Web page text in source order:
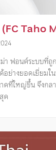
Taho
า ฟอนต์ระบบที่ถู
ย่างยอดเยี่ยมใ
ดที่ใหญ่ขึ้น จึงก
ด